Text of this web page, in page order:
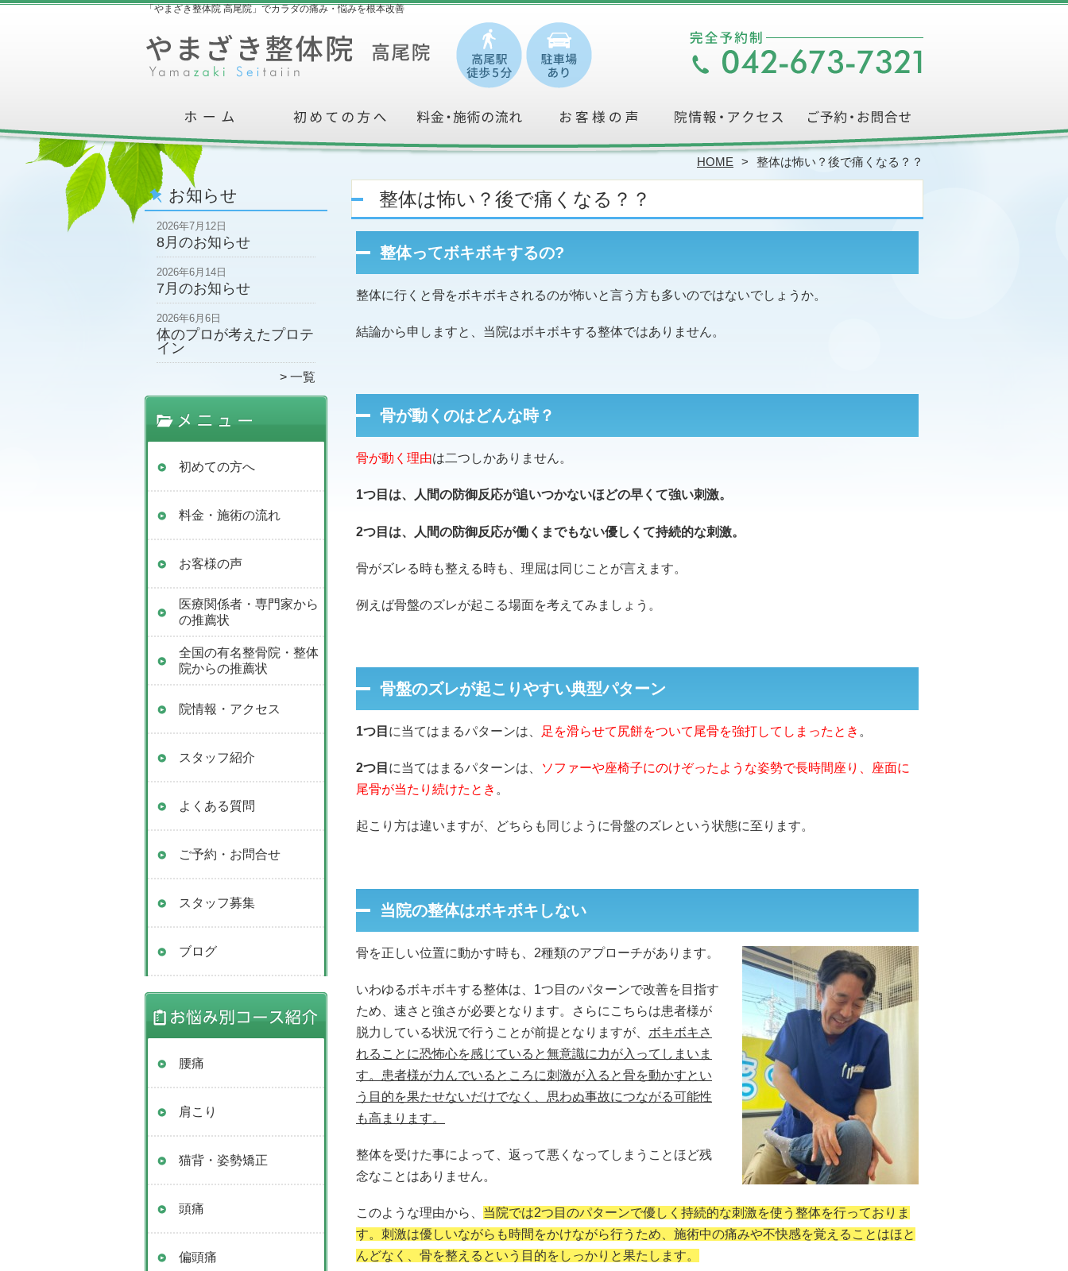
「やまざき整体院 高尾院」でカラダの痛み・悩みを根本改善
HOME 整体は怖い？後で痛くなる？？
お知らせ
2026年7月12日
8月のお知らせ
2026年6月14日
7月のお知らせ
2026年6月6日
体のプロが考えたプロテ
イン
一覧
初めての方へ
料金・施術の流れ
お客様の声
医療関係者・専門家から
の推薦状
全国の有名整骨院・整体
院からの推薦状
院情報・アクセス
スタッフ紹介
よくある質問
ご予約・お問合せ
スタッフ募集
ブログ
腰痛
肩こり
猫背・姿勢矯正
頭痛
偏頭痛
整体は怖い？後で痛くなる？？
整体ってボキボキするの?
整体に行くと骨をボキボキされるのが怖いと言う方も多いのではないでしょうか。
結論から申しますと、当院はボキボキする整体ではありません。
骨が動くのはどんな時？
骨が動く理由は二つしかありません。
1つ目は、人間の防御反応が追いつかないほどの早くて強い刺激。
2つ目は、人間の防御反応が働くまでもない優しくて持続的な刺激。
骨がズレる時も整える時も、理屈は同じことが言えます。
例えば骨盤のズレが起こる場面を考えてみましょう。
骨盤のズレが起こりやすい典型パターン
1つ目 に当てはまるパターンは、 足を滑らせて尻餅をついて尾骨を強打してしまったとき 。
2つ目 に当てはまるパターンは、
ソファーや座椅子にのけぞったような姿勢で長時間座り、座面に
尾骨が当たり続けたとき 。
起こり方は違いますが、どちらも同じように骨盤のズレという状態に至ります。
当院の整体はボキボキしない
骨を正しい位置に動かす時も、2種類のアプローチがあります。
いわゆるボキボキする整体は、1つ目のパターンで改善を目指す
ため、速さと強さが必要となります。さらにこちらは患者様が
脱力している状況で行うことが前提となりますが、 ボキボキさ
れることに恐怖心を感じていると無意識に力が入ってしまいま
す。患者様が力んでいるところに刺激が入ると骨を動かすとい
う目的を果たせないだけでなく、思わぬ事故につながる可能性
も高まります。
整体を受けた事によって、返って悪くなってしまうことほど残
念なことはありません。
このような理由から、 当院では2つ目のパターンで優しく持続的な刺激を使う整体を行っておりま
す。刺激は優しいながらも時間をかけながら行うため、施術中の痛みや不快感を覚えることはほと
んどなく、骨を整えるという目的をしっかりと果たします。